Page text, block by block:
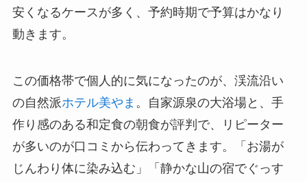
安くなるケースが多く、予約時期で予算はかなり
動きます。
この価格帯で個人的に気になったのが、渓流沿い
の自然派ホテル美やま 。自家源泉の大浴場と、手
作り感のある和定食の朝食が評判で、リピーター
が多いのが口コミから伝わってきます。「お湯が
じんわり体に染み込む」「静かな山の宿でぐっす